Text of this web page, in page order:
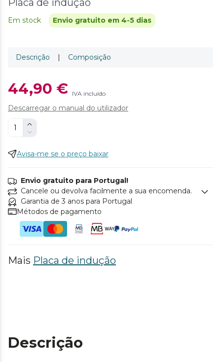
Placa de indução
Em stock Envio gratuito em 4-5 dias
Descrição | Composição
44,90 € IVA incluído
Descarregar o manual do utilizador
Avisa-me se o preço baixar
Envio gratuito para Portugal!
Cancele ou devolva facilmente a sua encomenda.
Garantia de 3 anos para Portugal
Métodos de pagamento
Mais Placa de indução
Descrição